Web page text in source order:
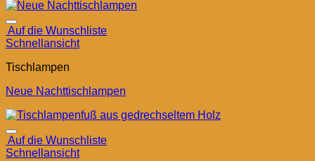
Auf die Wunschliste
Schnellansicht
Tischlampen
Neue Nachttischlampen
Auf die Wunschliste
Schnellansicht